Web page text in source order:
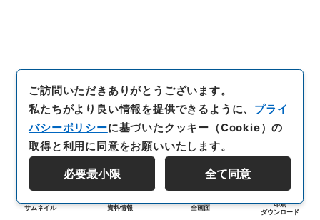
サムネイル 資料情報 全画面
印刷
ダウンロード
ご訪問いただきありがとうございます。
私たちがより良い情報を提供できるように、 プライ
バシーポリシーに基づいたクッキー（Cookie）の
取得と利用に同意をお願いいたします。
必要最小限 全て同意